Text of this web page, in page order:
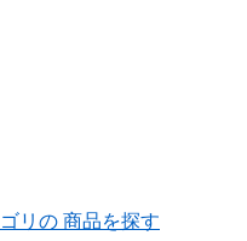
リの 商品を探す